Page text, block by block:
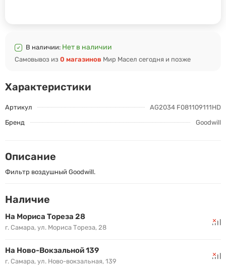
Характеристики
Артикул
AG2034 F081109111HD
Бренд
Goodwill
Описание
Фильтр воздушный Goodwill.
В наличии: Нет в наличии
Самовывоз из 0 магазинов Мир Масел сегодня и позже
Наличие
На Мориса Тореза 28
г. Самара, ул. Мориса Тореза, 28
На Ново-Вокзальной 139
г. Самара, ул. Ново-вокзальная, 139